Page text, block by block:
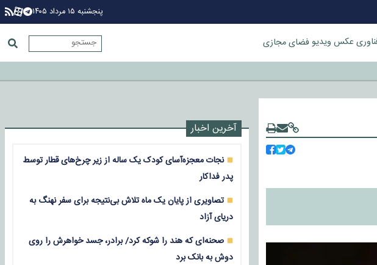
پنجشنبه ۱۵ مرداد ۱۴۰۵
عکس ویدیوفضای مجازی
آخرین اخبار
نجات معجزه‌آسای کودک یک ساله از زیر چرخ‌های قطار توسط
پدر فداکار
تصاویری از پایان یک ماه تلاش بی‌نتیجه برای سفر نهنگ به
دریای آزاد
صحنه‌ای که هند را شوکه کرد/ برادر، جسد خواهرش را روی
دوش به بانک برد